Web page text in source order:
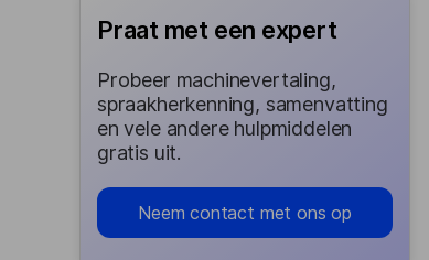
Praat met een expert
Probeer machinevertaling,
spraakherkenning, samenvatting
en vele andere hulpmiddelen
gratis uit.
Neem contact met ons op